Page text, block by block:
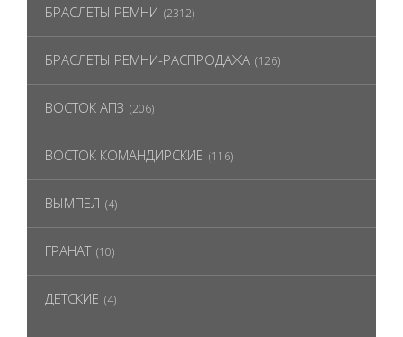
БРАСЛЕТЫ РЕМНИ (2312)
БРАСЛЕТЫ РЕМНИ-РАСПРОДАЖА (126)
ВОСТОК АПЗ (206)
ВОСТОК КОМАНДИРСКИЕ (116)
ВЫМПЕЛ (4)
ГРАНАТ (10)
ДЕТСКИЕ (4)